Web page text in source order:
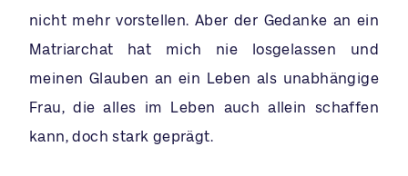
nicht mehr vorstellen. Aber der Gedanke an ein
Matriarchat hat mich nie losgelassen und
meinen Glauben an ein Leben als unabhängige
Frau, die alles im Leben auch allein schaffen
kann, doch stark geprägt.